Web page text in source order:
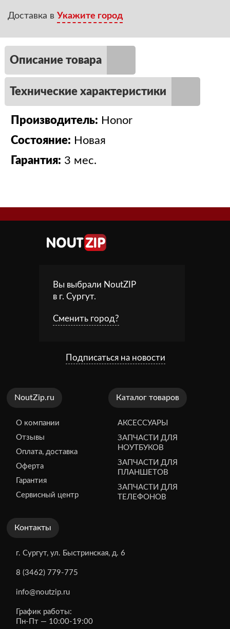
Доставка в Укажите город
Описание товара
Технические характеристики
Производитель: Honor
Состояние: Новая
Гарантия: 3 мес.
Вы выбрали NoutZIP
в г.Сургут.
Сменить город?
Подписаться на новости
NoutZip.ru
О компании
Отзывы
Оплата, доставка
Оферта
Гарантия
Сервисный центр
Каталог товаров
АКСЕССУАРЫ
ЗАПЧАСТИ ДЛЯ
НОУТБУКОВ
ЗАПЧАСТИ ДЛЯ
ПЛАНШЕТОВ
ЗАПЧАСТИ ДЛЯ
ТЕЛЕФОНОВ
Контакты
г. Сургут, ул. Быстринская, д. 6
8 (3462) 779-775
info@noutzip.ru
График работы:
Пн-Пт — 10:00-19:00